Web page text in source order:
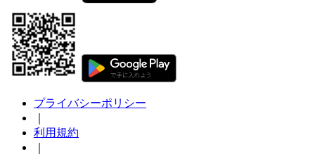
プライバシーポリシー
利用規約